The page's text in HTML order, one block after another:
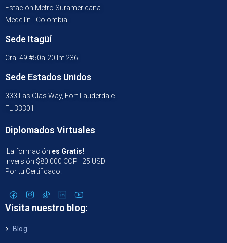
Estación Metro Suramericana
Medellín - Colombia
Sede Itagüí
Cra. 49 #50a-20 Int 236
Sede Estados Unidos
333 Las Olas Way, Fort Lauderdale
FL 33301
Diplomados Virtuales
¡La formación es Gratis!
Inversión $80.000 COP | 25 USD
Por tu Certificado.
Visita nuestro blog:
Blog